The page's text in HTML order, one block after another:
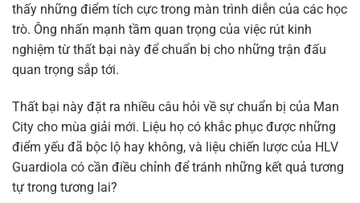
thấy những điểm tích cực trong màn trình diễn của các học
trò. Ông nhấn mạnh tầm quan trọng của việc rút kinh
nghiệm từ thất bại này để chuẩn bị cho những trận đấu
quan trọng sắp tới.
Thất bại này đặt ra nhiều câu hỏi về sự chuẩn bị của Man
City cho mùa giải mới. Liệu họ có khắc phục được những
điểm yếu đã bộc lộ hay không, và liệu chiến lược của HLV
Guardiola có cần điều chỉnh để tránh những kết quả tương
tự trong tương lai?